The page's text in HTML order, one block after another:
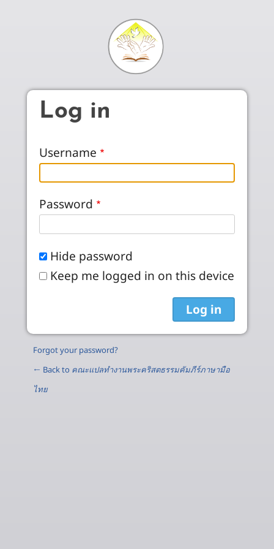
Log in
Username
Password
Hide password
Keep me logged in on this device
Forgot your password?
← Back to คณะแปลทำงานพระคริสตธรรมคัมภีร์ภาษามือ
ไทย